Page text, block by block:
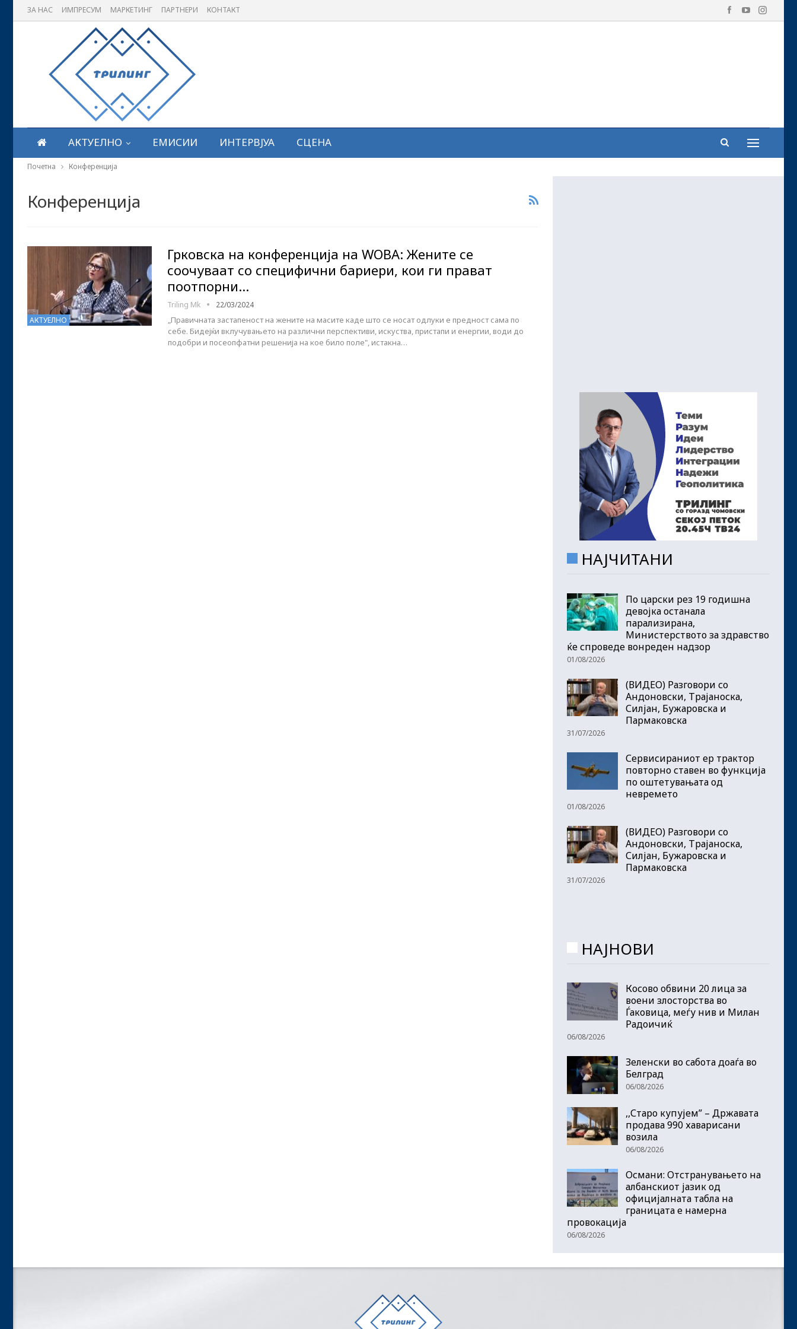
ЗА НАС ИМПРЕСУМ МАРКЕТИНГ ПАРТНЕРИ КОНТАКТ
АКТУЕЛНО ЕМИСИИ ИНТЕРВЈУА СЦЕНА
Почетна Конференција
Конференција
АКТУЕЛНО
Грковска на конференција на WOBA: Жените се
соочуваат со специфични бариери, кои ги прават
поотпорни…
Triling Mk 22/03/2024
„Правичната застапеност на жените на масите каде што се носат одлуки е предност сама по
себе. Бидејќи вклучувањето на различни перспективи, искуства, пристапи и енергии, води до
подобри и посеопфатни решенија на кое било поле", истакна…
НАЈЧИТАНИ
По царски рез 19 годишна
девојка останала
парализирана,
Министерството за здравство
ќе спроведе вонреден надзор
01/08/2026
(ВИДЕО) Разговори со
Андоновски, Трајаноска,
Силјан, Бужаровска и
Пармаковска
31/07/2026
Сервисираниот ер трактор
повторно ставен во функција
по оштетувањата од
невремето
01/08/2026
(ВИДЕО) Разговори со
Андоновски, Трајаноска,
Силјан, Бужаровска и
Пармаковска
31/07/2026
НАЈНОВИ
Косово обвини 20 лица за
воени злосторства во
Ѓаковица, меѓу нив и Милан
Радоичиќ
06/08/2026
Зеленски во сабота доаѓа во
Белград
06/08/2026
,,Старо купујем” – Државата
продава 990 хаварисани
возила
06/08/2026
Османи: Отстранувањето на
албанскиот јазик од
официјалната табла на
границата е намерна
провокација
06/08/2026